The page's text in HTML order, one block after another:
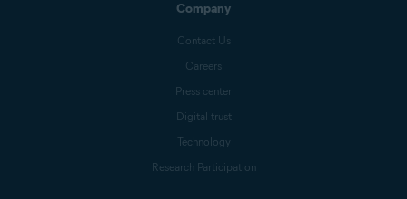
Company
Contact Us
Careers
Press center
Digital trust
Technology
Research Participation